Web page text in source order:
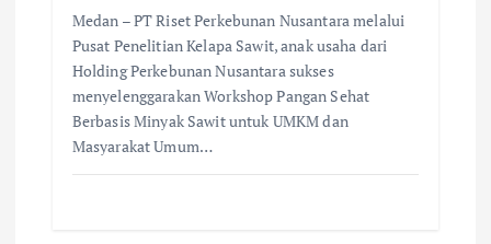
Medan – PT Riset Perkebunan Nusantara melalui
Pusat Penelitian Kelapa Sawit, anak usaha dari
Holding Perkebunan Nusantara sukses
menyelenggarakan Workshop Pangan Sehat
Berbasis Minyak Sawit untuk UMKM dan
Masyarakat Umum…